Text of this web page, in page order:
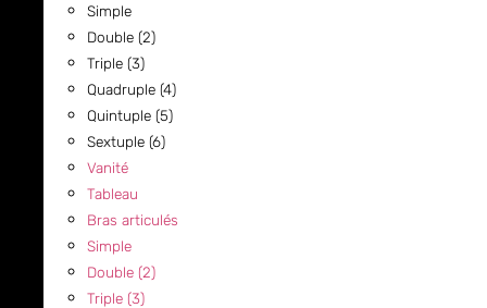
Simple
Double (2)
Triple (3)
Quadruple (4)
Quintuple (5)
Sextuple (6)
Vanité
Tableau
Bras articulés
Simple
Double (2)
Triple (3)